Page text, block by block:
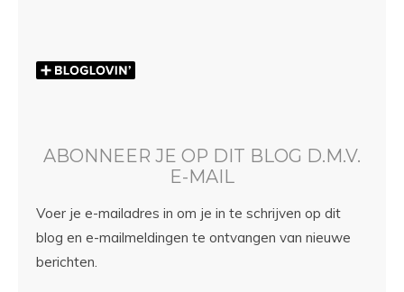
ABONNEER JE OP DIT BLOG D.M.V.
E-MAIL
Voer je e-mailadres in om je in te schrijven op dit
blog en e-mailmeldingen te ontvangen van nieuwe
berichten.